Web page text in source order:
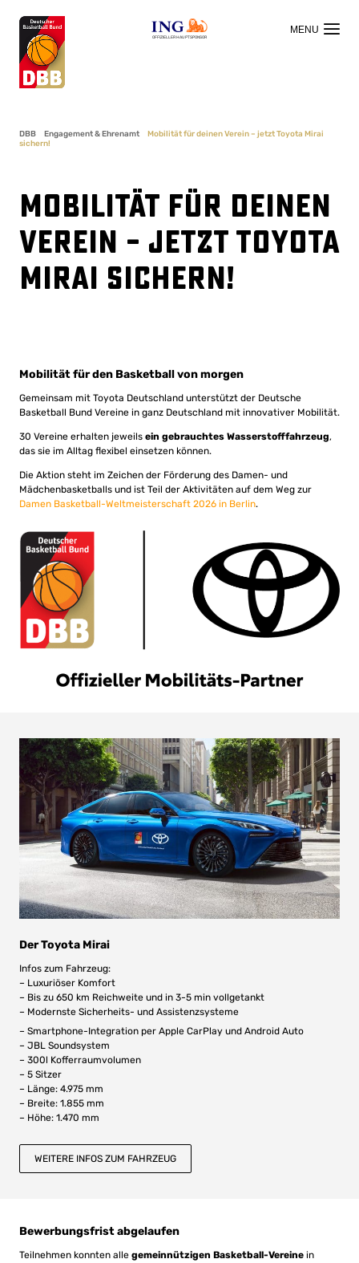
OFFIZIELLER HAUPTSPONSOR
DBB Engagement & Ehrenamt
Mobilität für deinen Verein – jetzt Toyota Mirai
sichern!
Mobilität für deinen
Verein – jetzt Toyota
Mirai sichern!
Mobilität für den Basketball von morgen
Gemeinsam mit Toyota Deutschland unterstützt der Deutsche
Basketball Bund Vereine in ganz Deutschland mit innovativer Mobilität.
30 Vereine erhalten jeweils ein gebrauchtes Wasserstofffahrzeug,
das sie im Alltag flexibel einsetzen können.
Die Aktion steht im Zeichen der Förderung des Damen- und
Mädchenbasketballs und ist Teil der Aktivitäten auf dem Weg zur
Damen Basketball-Weltmeisterschaft 2026 in Berlin.
Der Toyota Mirai
Infos zum Fahrzeug:
– Luxuriöser Komfort
– Bis zu 650 km Reichweite und in 3-5 min vollgetankt
– Modernste Sicherheits- und Assistenzsysteme
– Smartphone-Integration per Apple CarPlay und Android Auto
– JBL Soundsystem
– 300l Kofferraumvolumen
– 5 Sitzer
– Länge: 4.975 mm
– Breite: 1.855 mm
– Höhe: 1.470 mm
WEITERE INFOS ZUM FAHRZEUG
Bewerbungsfrist abgelaufen
Teilnehmen konnten alle gemeinnützigen Basketball-Vereine in